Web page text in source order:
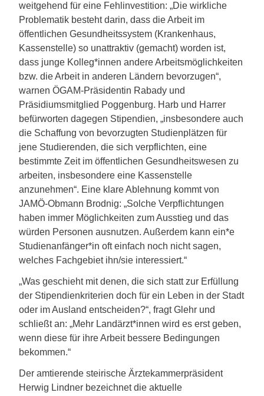
weitgehend für eine Fehlinvestition: „Die wirkliche
Problematik besteht darin, dass die Arbeit im
öffentlichen Gesundheitssystem (Krankenhaus,
Kassenstelle) so unattraktiv (gemacht) worden ist,
dass junge Kolleg*innen andere Arbeitsmöglichkeiten
bzw. die Arbeit in anderen Ländern bevorzugen“,
warnen ÖGAM-Präsidentin Rabady und
Präsidiumsmitglied Poggenburg. Harb und Harrer
befürworten dagegen Stipendien, „insbesondere auch
die Schaffung von bevorzugten Studienplätzen für
jene Studierenden, die sich verpflichten, eine
bestimmte Zeit im öffentlichen Gesundheitswesen zu
arbeiten, insbesondere eine Kassenstelle
anzunehmen“. Eine klare Ablehnung kommt von
JAMÖ-Obmann Brodnig: „Solche Verpflichtungen
haben immer Möglichkeiten zum Ausstieg und das
würden Personen ausnutzen. Außerdem kann ein*e
Studienanfänger*in oft einfach noch nicht sagen,
welches Fachgebiet ihn/sie interessiert.“
„Was geschieht mit denen, die sich statt zur Erfüllung
der Stipendienkriterien doch für ein Leben in der Stadt
oder im Ausland entscheiden?“, fragt Glehr und
schließt an: „Mehr Landärzt*innen wird es erst geben,
wenn diese für ihre Arbeit bessere Bedingungen
bekommen.“
Der amtierende steirische Ärztekammerpräsident
Herwig Lindner bezeichnet die aktuelle